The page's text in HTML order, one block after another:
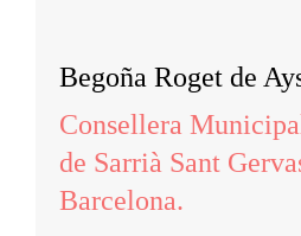
Begoña Roget de
Consellera
de Sarrià Sant
Barcelona.